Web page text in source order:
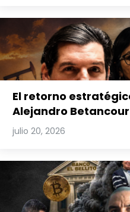
El retorno
Alejandro
bolichico que
justicia y renueva su
venezolana
julio 20, 2026